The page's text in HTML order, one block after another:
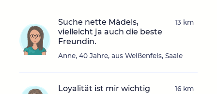
Suche nette Mädels,
vielleicht ja auch die beste
Freundin.
Anne, 40 Jahre, aus Weißenfels, Saale
13 km
Loyalität ist mir wichtig 16 km